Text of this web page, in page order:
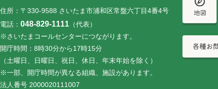
住所：〒330-9588 さいたま市浦和区常盤六丁目4番4号
電話： 048-829-1111 （代表）
※さいたまコールセンターにつながります。
開庁時間：8時30分から17時15分
（土曜日、日曜日、祝日、休日、年末年始を除く）
※一部、開庁時間が異なる組織、施設があります。
法人番号 2000020111007